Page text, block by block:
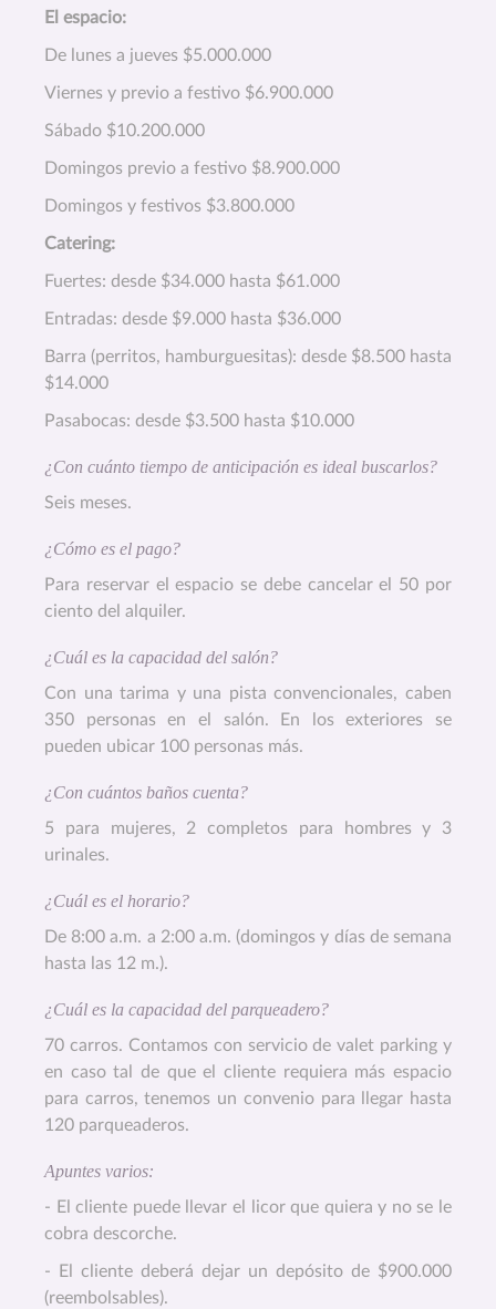
El espacio:
De lunes a jueves $5.000.000
Viernes y previo a festivo $6.900.000
Sábado $10.200.000
Domingos previo a festivo $8.900.000
Domingos y festivos $3.800.000
Catering:
Fuertes: desde $34.000 hasta $61.000
Entradas: desde $9.000 hasta $36.000
Barra (perritos, hamburguesitas): desde $8.500 hasta
$14.000
Pasabocas: desde $3.500 hasta $10.000
¿Con cuánto tiempo de anticipación es ideal buscarlos?
Seis meses.
¿Cómo es el pago?
Para reservar el espacio se debe cancelar el 50 por
ciento del alquiler.
¿Cuál es la capacidad del salón?
Con una tarima y una pista convencionales, caben
350 personas en el salón. En los exteriores se
pueden ubicar 100 personas más.
¿Con cuántos baños cuenta?
5 para mujeres, 2 completos para hombres y 3
urinales.
¿Cuál es el horario?
De 8:00 a.m. a 2:00 a.m. (domingos y días de semana
hasta las 12 m.).
¿Cuál es la capacidad del parqueadero?
70 carros. Contamos con servicio de valet parking y
en caso tal de que el cliente requiera más espacio
para carros, tenemos un convenio para llegar hasta
120 parqueaderos.
Apuntes varios:
- El cliente puede llevar el licor que quiera y no se le
cobra descorche.
- El cliente deberá dejar un depósito de $900.000
(reembolsables).